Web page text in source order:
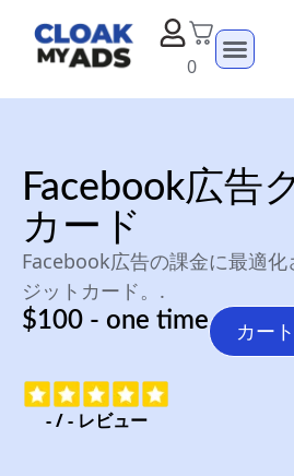
0
Facebook広告
カード
Facebook広告の課金に最適
ジットカード。.
$100 - one time
カー
-/- レビュー